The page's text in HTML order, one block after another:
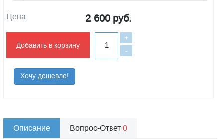
Цена: 2 600 руб.
Добавить в корзину
-
+
Хочу дешевле!
Описание Вопрос-Ответ0